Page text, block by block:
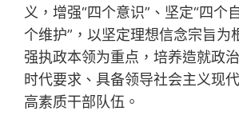
义，增强“四个意识”、坚定“四个
个维护”，以坚定理想信念宗旨为
强执政本领为重点，培养造就政
时代要求、具备领导社会主义现
高素质干部队伍。